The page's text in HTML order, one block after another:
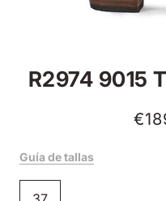
R2974 9015
Guía de tallas